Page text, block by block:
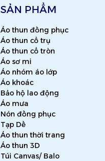
SẢN PHẨM
Áo thun đồng phục
Áo thun cổ trụ
Áo thun cổ tròn
Áo sơ mi
Áo nhóm áo lớp
Áo khoác
Bảo hộ lao động
Áo mưa
Nón đồng phục
Tạp Dề
Áo thun thời trang
Áo thun 3D
Túi Canvas/ Balo